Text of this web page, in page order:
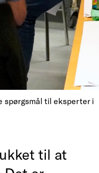
spørgsmål til eksperter i
til at